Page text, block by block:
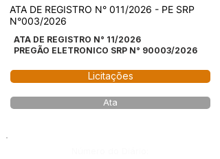
ATA DE REGISTRO N° 011/2026 - PE SRP
N°003/2026
ATA DE REGISTRO N° 11/2026
PREGÃO ELETRONICO SRP N° 90003/2026
Licitações
Ata